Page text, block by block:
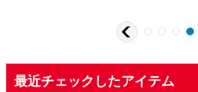
最近チェックしたアイテム